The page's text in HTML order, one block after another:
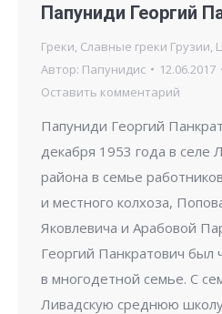
Папуниди Георгий
Греки, Славные греки Грузии,
Автор: Папунидис
12.06.2017
Оставить комментарий
Папуниди Георгий
декабря 1953 года в селе
района в семье
и местного колхоза,
Яковлевича и Арабовой
Георгий Панкратович был
в многодетной семье. С
Ливадскую среднюю